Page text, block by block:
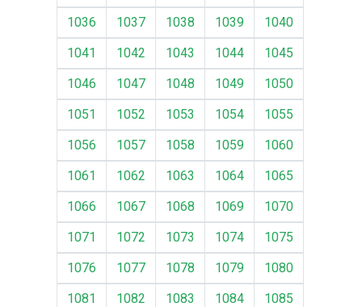
1036
1037 1038 1039
1040
1041
1042 1043 1044
1045
1046
1047 1048 1049
1050
1051
1052 1053 1054
1055
1056
1057 1058 1059
1060
1061
1062 1063 1064
1065
1066
1067 1068 1069
1070
1071
1072 1073 1074
1075
1076
1077 1078 1079
1080
1081
1082 1083 1084
1085